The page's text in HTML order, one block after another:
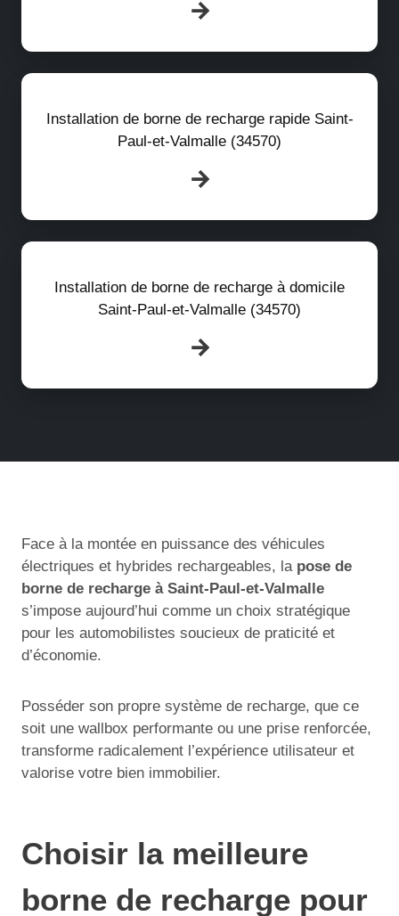
Installation de borne de recharge rapide Saint-
Paul-et-Valmalle (34570)
Installation de borne de recharge à domicile
Saint-Paul-et-Valmalle (34570)
Face à la montée en puissance des véhicules
électriques et hybrides rechargeables, la pose de
borne de recharge à Saint-Paul-et-Valmalle
s’impose aujourd’hui comme un choix stratégique
pour les automobilistes soucieux de praticité et
d’économie.
Posséder son propre système de recharge, que ce
soit une wallbox performante ou une prise renforcée,
transforme radicalement l’expérience utilisateur et
valorise votre bien immobilier.
Choisir la meilleure
borne de recharge pour